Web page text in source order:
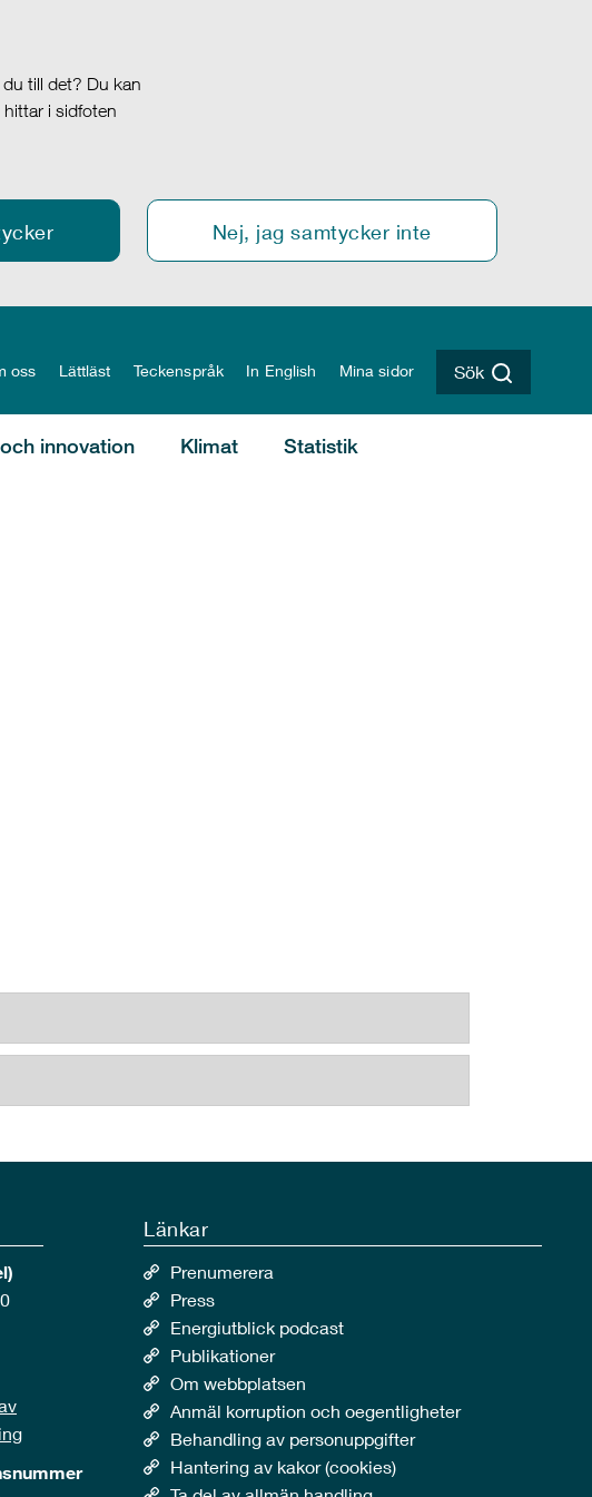
till det? Du kan
i sidfoten
Nej, jag samtycker inte
oss Lättläst Teckenspråk In English Mina sidor Sök
innovation Klimat Statistik
Länkar
Prenumerera
Press
Energiutblick podcast
Publikationer
Om webbplatsen
Anmäl korruption och oegentligheter
Behandling av personuppgifter
Hantering av kakor (cookies)